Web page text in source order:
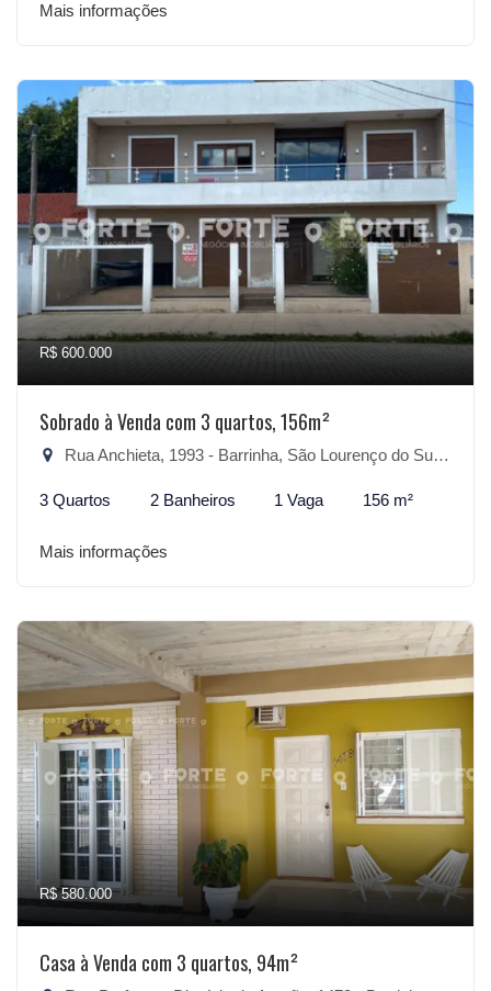
Mais informações
R$ 600.000
Sobrado à Venda com 3 quartos, 156m²
Rua Anchieta, 1993 - Barrinha, São Lourenço do Sul-RS
3 Quartos 2 Banheiros 1 Vaga 156 m²
Mais informações
R$ 580.000
Casa à Venda com 3 quartos, 94m²